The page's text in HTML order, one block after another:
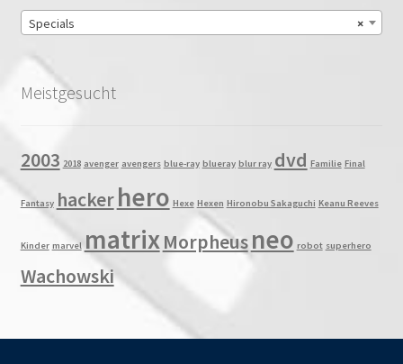
×
Specials
Meistgesucht
2003 2018 avenger avengers blue-ray blueray blur ray dvd Familie Final
Fantasy hackerhero Hexe Hexen Hironobu Sakaguchi Keanu Reeves
Kinder marvel matrixMorpheusneo robot superhero
Wachowski